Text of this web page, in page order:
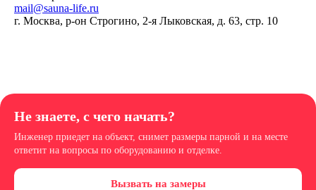
mail@sauna-life.ru
г. Москва, р-он Строгино, 2-я Лыковская, д. 63, стр. 10
Не знаете, с чего начать?
Инженер приедет на объект, снимет размеры парной и на месте
ответит на вопросы по оборудованию и отделке.
Вызвать на замеры